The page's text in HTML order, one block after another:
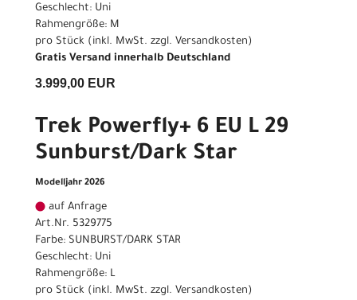
Geschlecht: Uni
Rahmengröße: M
pro Stück (inkl. MwSt. zzgl. Versandkosten)
Gratis Versand innerhalb Deutschland
3.999,00 EUR
Trek Powerfly+ 6 EU L 29
Sunburst/Dark Star
Modelljahr 2026
auf Anfrage
Art.Nr. 5329775
Farbe: SUNBURST/DARK STAR
Geschlecht: Uni
Rahmengröße: L
pro Stück (inkl. MwSt. zzgl. Versandkosten)